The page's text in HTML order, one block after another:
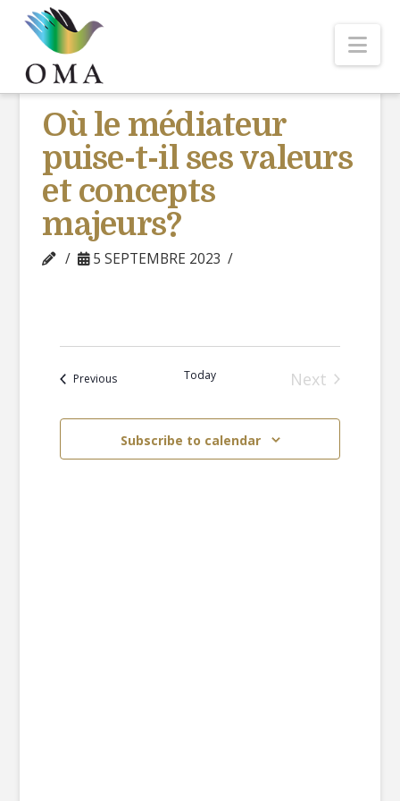
Où le médiateur
puise-t-il ses valeurs
et concepts
majeurs?
5 SEPTEMBRE 2023
PreviousEvents Today
Next
Subscribe to calendar